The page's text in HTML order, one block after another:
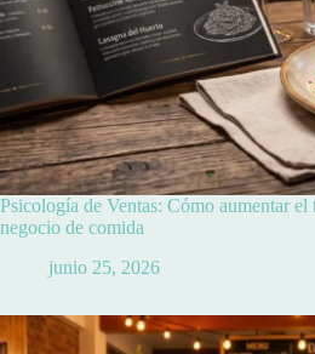
Psicología de Ventas: Cómo aumentar
negocio de comida
junio 25, 2026